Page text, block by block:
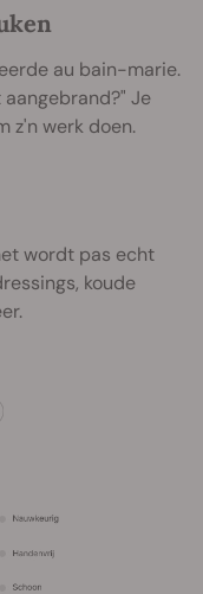
au bain-marie.
Je
z'n werk doen.
wordt pas echt
koude